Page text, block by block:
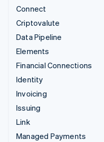
Connect
Criptovalute
Data Pipeline
Elements
Financial Connections
Identity
Invoicing
Issuing
Link
Managed Payments